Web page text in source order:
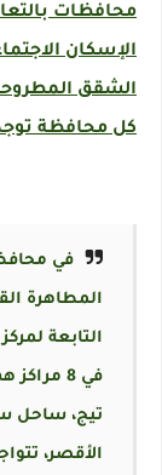
محافظات
الإسكان
الشقق
كل محافظة
في
المطاهرة
التابعة
في 8
تيج، ساحل
الأقصر،